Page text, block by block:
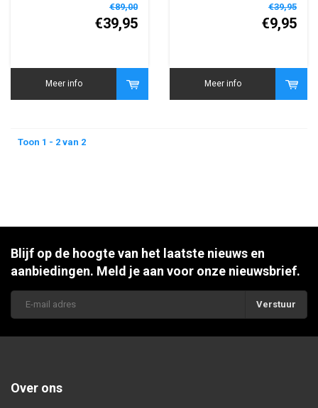
Geschikt voor Ziggo,
€89,00
€39,95
Meer info
€39,95
€9,95
Meer info
Toon 1 - 2 van 2
Blijf op de hoogte van het laatste nieuws en
aanbiedingen. Meld je aan voor onze nieuwsbrief.
Verstuur
Over ons